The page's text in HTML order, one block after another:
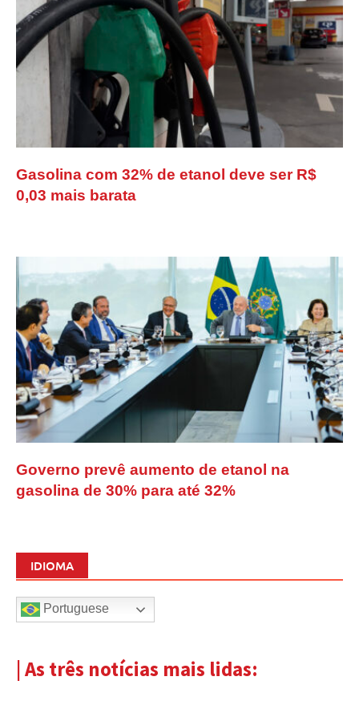
Gasolina com 32% de etanol deve ser R$
0,03 mais barata
Governo prevê aumento de etanol na
gasolina de 30% para até 32%
IDIOMA
Portuguese
| As três notícias mais lidas: